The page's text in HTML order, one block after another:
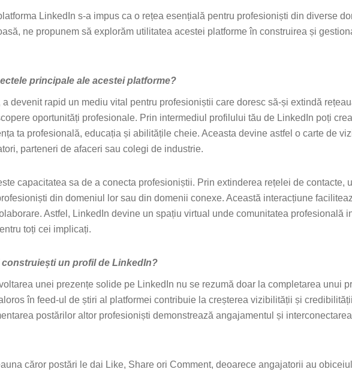
LinkedIn s-a impus ca o rețea esențială pentru profesioniști din diverse
ne propunem să explorăm utilitatea acestei platforme în construirea și
principale ale acestei platforme?
devenit rapid un mediu vital pentru profesioniștii care doresc să-și extindă
oportunități profesionale. Prin intermediul profilului tău de LinkedIn poți
ta profesională, educația și abilitățile cheie. Aceasta devine astfel o carte de
parteneri de afaceri sau colegi de industrie.
capacitatea sa de a conecta profesioniștii. Prin extinderea rețelei de contacte,
din domeniul lor sau din domenii conexe. Această interacțiune
Astfel, LinkedIn devine un spațiu virtual unde comunitatea profesională
toți cei implicați.
un profil de LinkedIn?
unei prezențe solide pe LinkedIn nu se rezumă doar la completarea unui
în feed-ul de știri al platformei contribuie la creșterea vizibilității și
postărilor altor profesioniști demonstrează angajamentul și
căror postări le dai Like, Share ori Comment, deoarece angajatorii au